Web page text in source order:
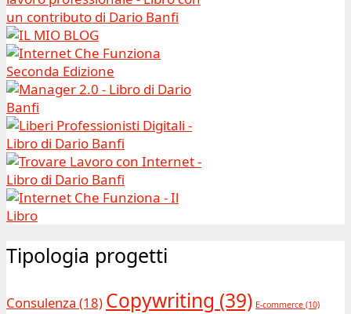
Tipologia progetti
Consulenza (18) Copywriting (39) E-commerce (10)